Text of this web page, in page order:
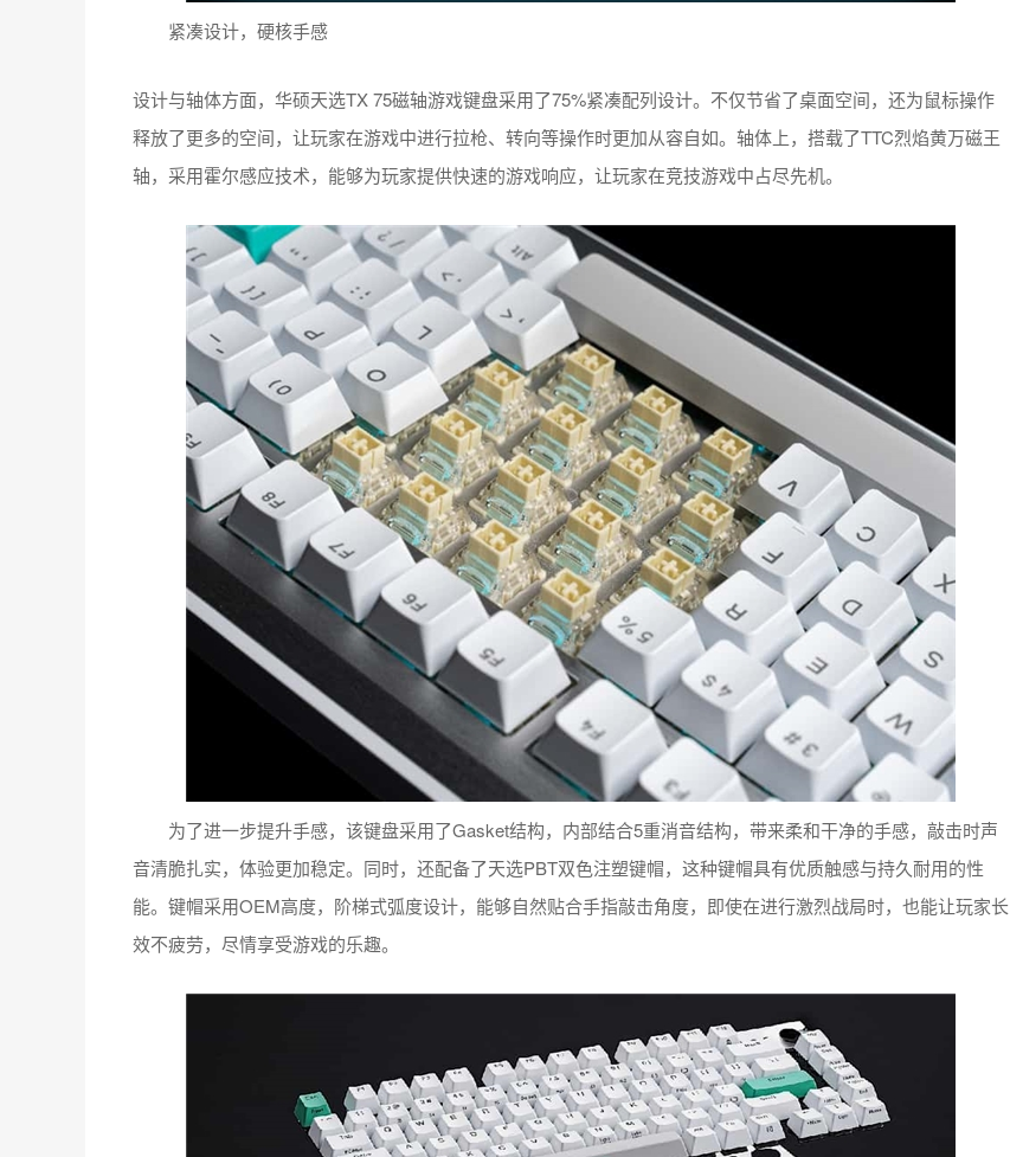
紧凑设计，硬核手感
设计与轴体方面，华硕天选TX 75磁轴游戏键盘采用了75%紧凑配列设计。不仅节省了桌面空间，还为鼠标操作
释放了更多的空间，让玩家在游戏中进行拉枪、转向等操作时更加从容自如。轴体上，搭载了TTC烈焰黄万磁王
轴，采用霍尔感应技术，能够为玩家提供快速的游戏响应，让玩家在竞技游戏中占尽先机。
为了进一步提升手感，该键盘采用了Gasket结构，内部结合5重消音结构，带来柔和干净的手感，敲击时声
音清脆扎实，体验更加稳定。同时，还配备了天选PBT双色注塑键帽，这种键帽具有优质触感与持久耐用的性
能。键帽采用OEM高度，阶梯式弧度设计，能够自然贴合手指敲击角度，即使在进行激烈战局时，也能让玩家长
效不疲劳，尽情享受游戏的乐趣。